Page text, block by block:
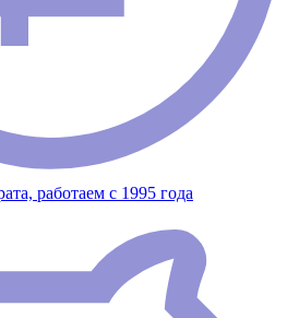
работаем с 1995 года